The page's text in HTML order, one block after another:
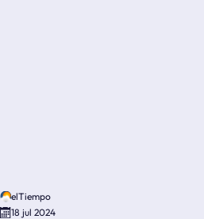
elTiempo
18 jul 2024